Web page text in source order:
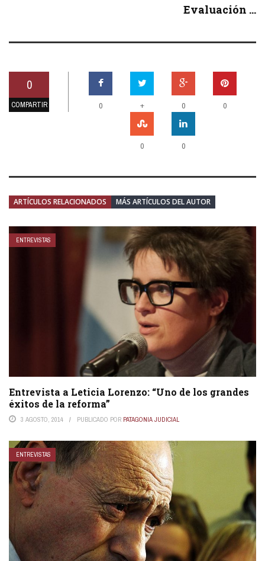
Evaluación ...
0
COMPARTIR 0 + 0 0
0 0
ARTÍCULOS RELACIONADOS MÁS ARTÍCULOS DEL AUTOR
ENTREVISTAS
Entrevista a Leticia Lorenzo: “Uno de los grandes
éxitos de la reforma”
3 AGOSTO, 2014 PUBLICADO POR PATAGONIA JUDICIAL
ENTREVISTAS